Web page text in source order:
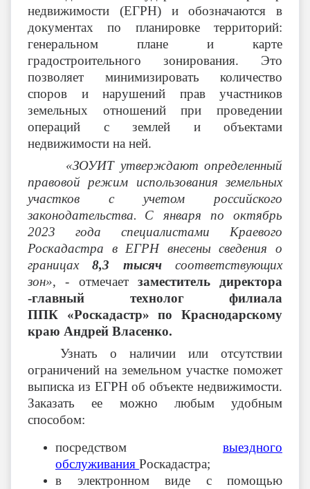
недвижимости (ЕГРН) и обозначаются в
документах по планировке территорий:
генеральном плане и карте
градостроительного зонирования. Это
позволяет минимизировать количество
споров и нарушений прав участников
земельных отношений при проведении
операций с землей и объектами
недвижимости на ней.
«ЗОУИТ утверждают определенный
правовой режим использования земельных
участков с учетом российского
законодательства.
С января по октябрь
2023 года специалистами Краевого
Роскадастра в ЕГРН внесены сведения о
границах8,3 тысячсоответствующих
зон», - отмечает заместитель директора
-главный технолог филиала
ППК «Роскадастр» по Краснодарскому
краю Андрей Власенко.
Узнать о наличии или отсутствии
ограничений на земельном участке поможет
выписка из ЕГРН об объекте недвижимости.
Заказать ее можно любым удобным
способом:
посредством выездного
обслуживания Роскадастра;
в электронном виде с помощью